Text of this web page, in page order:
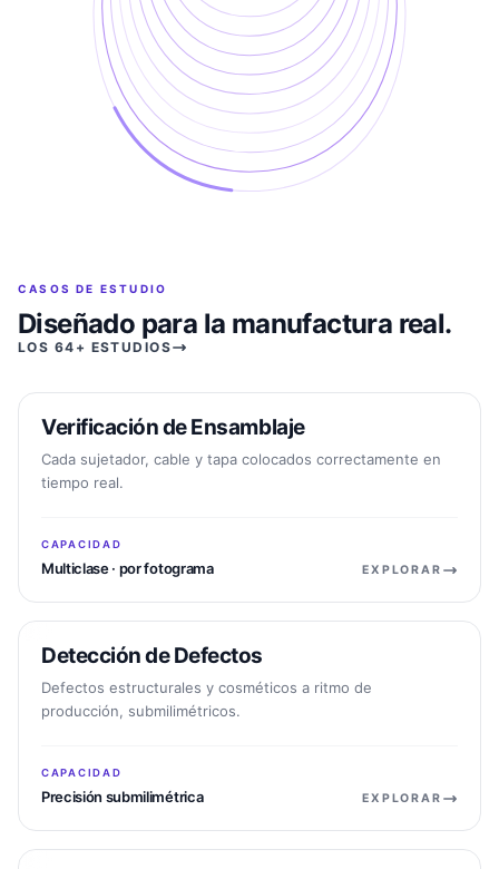
OV AI Expert Helper
CASOS DE ESTUDIO
Diseñado para la manufactura real.
LOS 64+ ESTUDIOS
APLICACIÓN
Verificación de Ensamblaje
Cada sujetador, cable y tapa colocados correctamente en
tiempo real.
CAPACIDAD
Multiclase · por fotograma EXPLORAR
APLICACIÓN
Detección de Defectos
Defectos estructurales y cosméticos a ritmo de
producción, submilimétricos.
CAPACIDAD
Precisión submilimétrica EXPLORAR